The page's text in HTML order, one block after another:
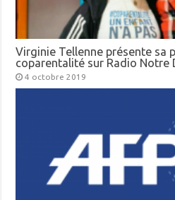
Virginie Tellenne présente sa
coparentalité sur Radio Notre
4 octobre 2019